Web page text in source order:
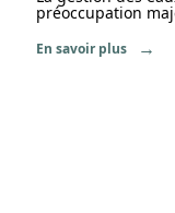
préoccupation
En savoir plus